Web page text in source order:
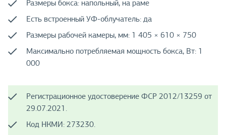
Размеры бокса: напольный, на раме
Есть встроенный УФ-облучатель: да
Размеры рабочей камеры, мм: 1 405 × 610 × 750
Максимально потребляемая мощность бокса, Вт: 1
000
Регистрационное удостоверение ФСР 2012/13259 от
29.07.2021.
Код НКМИ: 273230.